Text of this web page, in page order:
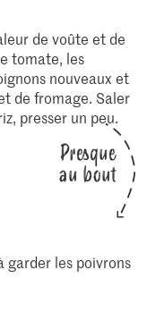
de voûte et de
tomate, les
nouveaux et
de fromage. Saler
presser un peu.
Presque
au bout
garder les poivrons